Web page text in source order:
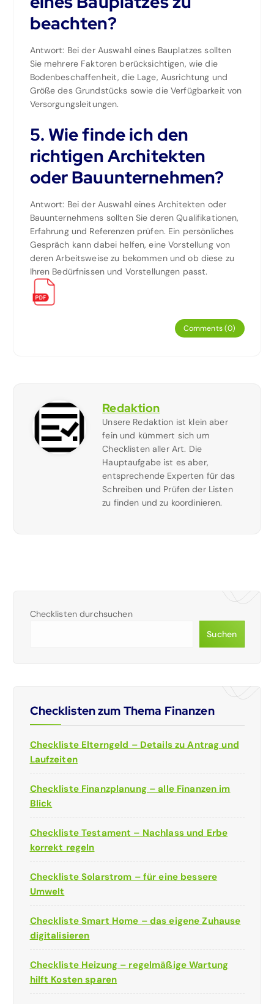
beachten?
Antwort: Bei der Auswahl eines Bauplatzes sollten
Sie mehrere Faktoren berücksichtigen, wie die
Bodenbeschaffenheit, die Lage, Ausrichtung und
Größe des Grundstücks sowie die Verfügbarkeit von
Versorgungsleitungen.
5. Wie finde ich den
richtigen Architekten
oder Bauunternehmen?
Antwort: Bei der Auswahl eines Architekten oder
Bauunternehmens sollten Sie deren Qualifikationen,
Erfahrung und Referenzen prüfen. Ein persönliches
Gespräch kann dabei helfen, eine Vorstellung von
deren Arbeitsweise zu bekommen und ob diese zu
Ihren Bedürfnissen und Vorstellungen passt.
Comments (0)
Redaktion
Unsere Redaktion ist klein aber
fein und kümmert sich um
Checklisten aller Art. Die
Hauptaufgabe ist es aber,
entsprechende Experten für das
Schreiben und Prüfen der Listen
zu finden und zu koordinieren.
Checklisten durchsuchen
Suchen
Checklisten zum Thema Finanzen
Checkliste Elterngeld – Details zu Antrag und
Laufzeiten
Checkliste Finanzplanung – alle Finanzen im
Blick
Checkliste Testament – Nachlass und Erbe
korrekt regeln
Checkliste Solarstrom – für eine bessere
Umwelt
Checkliste Smart Home – das eigene Zuhause
digitalisieren
Checkliste Heizung – regelmäßige Wartung
hilft Kosten sparen